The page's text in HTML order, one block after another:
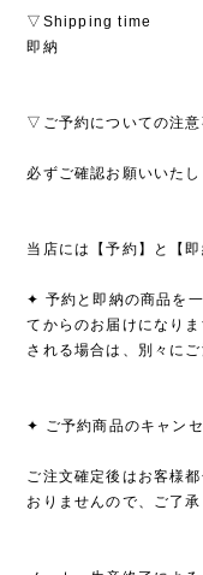
▽Shipping time
即納
▽ご予約についての注
必ずご確認お願いいたし
当店には【予約】と【
✦ 予約と即納の商品を
てからのお届けになり
される場合は、別々に
✦ ご予約商品のキャン
ご注文確定後はお客様
おりませんので、ご了承